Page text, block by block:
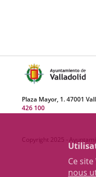
Ce
nous
Plaza Mayor, 1. 47001
426 100
Copyright 2025 -